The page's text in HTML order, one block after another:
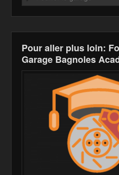
Pour aller plus loin:
Garage Bagnoles